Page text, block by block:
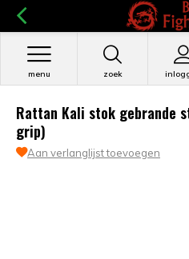
zoek
menu
Rattan Kali stok gebrande
grip)
Aan verlanglijst toevoegen